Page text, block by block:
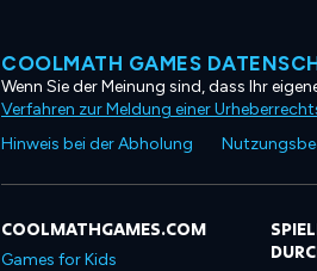
COOLMATH GAMES
Wenn Sie der Meinung sind, dass Ihr
Verfahren zur Meldung einer
Hinweis bei der Abholung
COOLMATHGAMES.COM
Games for Kids